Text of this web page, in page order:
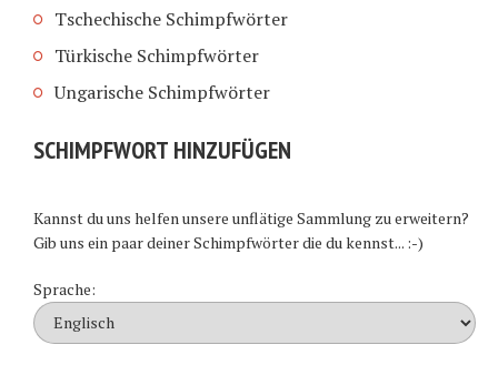
Tschechische Schimpfwörter
Türkische Schimpfwörter
Ungarische Schimpfwörter
SCHIMPFWORT HINZUFÜGEN
Kannst du uns helfen unsere unflätige Sammlung zu erweitern?
Gib uns ein paar deiner Schimpfwörter die du kennst... :-)
Sprache: